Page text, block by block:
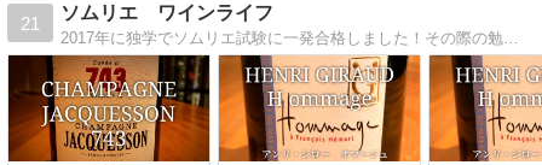
21
ソムリエ ワインライフ
2017年に独学でソムリエ試験に一発合格しました！その際の勉強法や試験の傾向からポイントを紹介！ソムリエ試験に挑戦する全ての人を応援します！